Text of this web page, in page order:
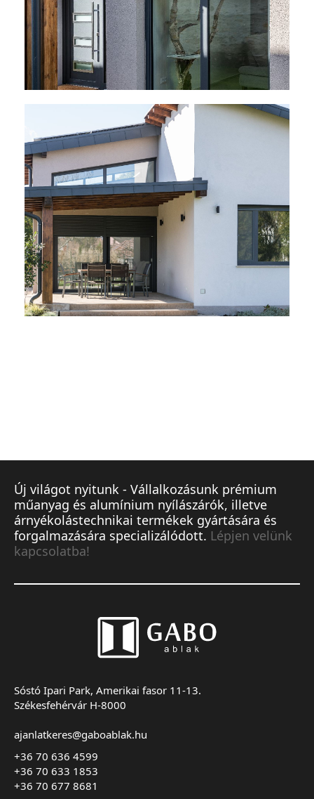
Új világot nyitunk - Vállalkozásunk prémium
műanyag és alumínium nyílászárók, illetve
árnyékolástechnikai termékek gyártására és
forgalmazására specializálódott. Lépjen velünk
kapcsolatba!
Sóstó Ipari Park, Amerikai fasor 11-13.
Székesfehérvár H-8000
ajanlatkeres@gaboablak.hu
+36 70 636 4599
+36 70 633 1853
+36 70 677 8681